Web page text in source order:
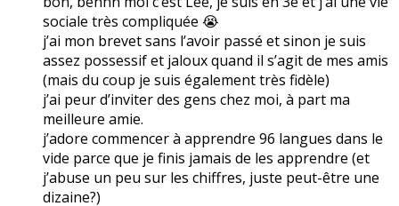
sociale très compliquée 😭
j’ai mon brevet sans l’avoir passé et sinon je suis
assez possessif et jaloux quand il s’agit de mes amis
(mais du coup je suis également très fidèle)
j’ai peur d’inviter des gens chez moi, à part ma
meilleure amie.
j’adore commencer à apprendre 96 langues dans le
vide parce que je finis jamais de les apprendre (et
j’abuse un peu sur les chiffres, juste peut-être une
dizaine?)